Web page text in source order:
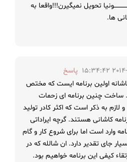
تحویل نمیگیرن!!!واقعا به
ها.
2014-12-
پاسخ
اولین برنامه ایست که مختص
چنین برنامه ای زحمات
لازم به ذکر است که اکثر کادر تولید
کاشانی هستند. گرچه ایراداتی
وارد است اما برای شروع کار و گام
جای تقدیر دارد. ان شالله که در
کیفی این برنامه خواهیم بود.